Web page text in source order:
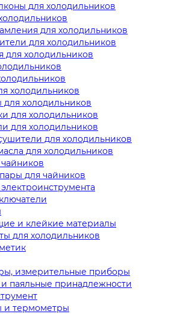
для холодильников
для холодильников
для холодильников
для холодильников
холодильников
для холодильников
для холодильников
для холодильников
для холодильников
для холодильников
для чайников
и клейкие материалы
для холодильников
измерительные приборы
паяльные принадлежности
и термометры